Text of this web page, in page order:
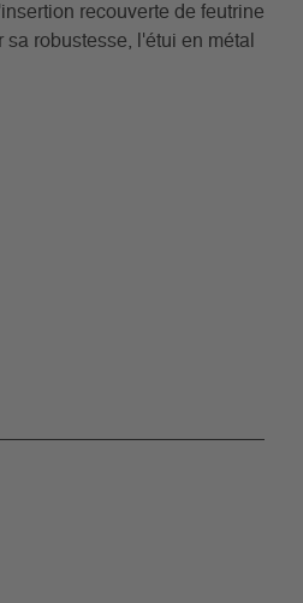
recouverte de feutrine
robustesse, l'étui en métal